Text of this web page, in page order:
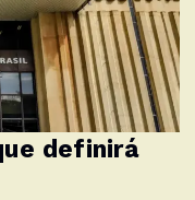
definirá